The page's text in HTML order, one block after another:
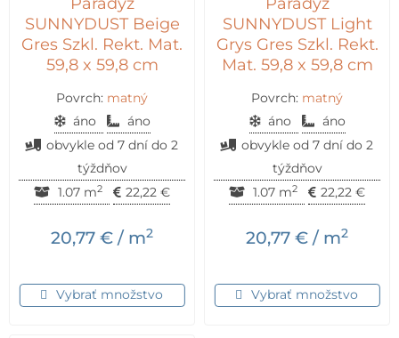
SUNNYDUST Beige
Gres Szkl. Rekt. Mat.
59,8 x 59,8 cm
Povrch: matný
áno
áno
obvykle od 7 dní do 2
týždňov
1.07 m2 22,22 €
20,77 € / m2
Vybrať množstvo
SUNNYDUST Light
Grys Gres Szkl. Rekt.
Mat. 59,8 x 59,8 cm
Povrch: matný
áno
áno
obvykle od 7 dní do 2
týždňov
1.07 m2 22,22 €
20,77 € / m2
Vybrať množstvo